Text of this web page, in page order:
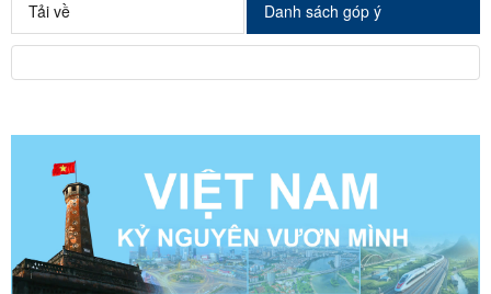
Tải về Danh sách góp ý